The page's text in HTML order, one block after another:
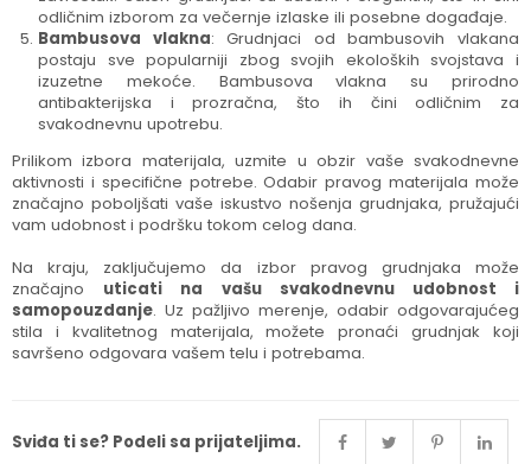
odličnim izborom za večernje izlaske ili posebne događaje.
Bambusova vlakna: Grudnjaci od bambusovih vlakana
postaju sve popularniji zbog svojih ekoloških svojstava i
izuzetne mekoće. Bambusova vlakna su prirodno
antibakterijska i prozračna, što ih čini odličnim za
svakodnevnu upotrebu.
Prilikom izbora materijala, uzmite u obzir vaše svakodnevne
aktivnosti i specifične potrebe. Odabir pravog materijala može
značajno poboljšati vaše iskustvo nošenja grudnjaka, pružajući
vam udobnost i podršku tokom celog dana.
Na kraju, zaključujemo da izbor pravog grudnjaka može
značajno uticati na vašu svakodnevnu udobnost i
samopouzdanje. Uz pažljivo merenje, odabir odgovarajućeg
stila i kvalitetnog materijala, možete pronaći grudnjak koji
savršeno odgovara vašem telu i potrebama.
Sviđa ti se? Podeli sa prijateljima.